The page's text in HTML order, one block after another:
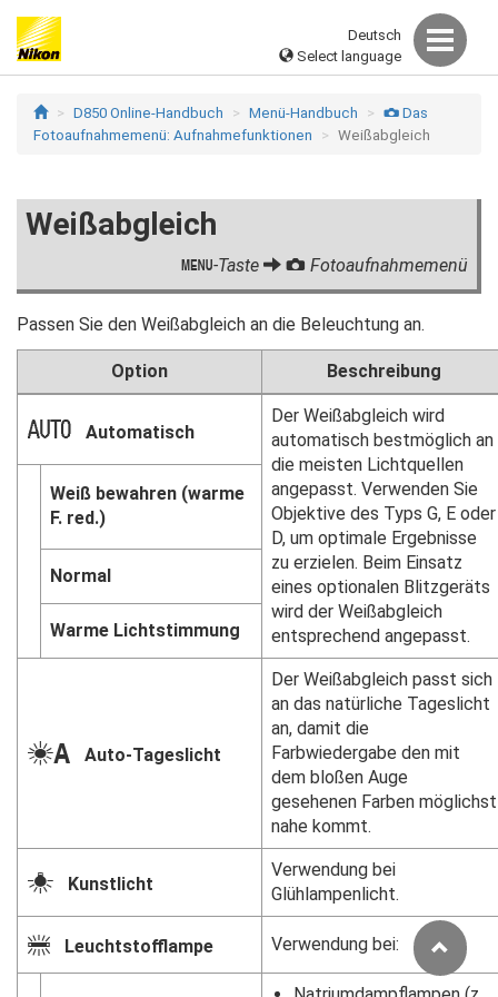
Deutsch
Select language
D850 Online-Handbuch Menü-Handbuch C Das
Fotoaufnahmemenü: Aufnahmefunktionen
Weißabgleich
Weißabgleich
G-Taste C Fotoaufnahmemenü
Passen Sie den Weißabgleich an die Beleuchtung an.
Option Beschreibung
v Automatisch
Der Weißabgleich wird
automatisch bestmöglich an
die meisten Lichtquellen
angepasst. Verwenden Sie
Objektive des Typs G, E oder
D, um optimale Ergebnisse
zu erzielen. Beim Einsatz
eines optionalen Blitzgeräts
wird der Weißabgleich
entsprechend angepasst.
Weiß bewahren (warme
F. red.)
Normal
Warme Lichtstimmung
D Auto-Tageslicht
Der Weißabgleich passt sich
an das natürliche Tageslicht
an, damit die
Farbwiedergabe den mit
dem bloßen Auge
gesehenen Farben möglichst
nahe kommt.
J Kunstlicht
Verwendung bei
Glühlampenlicht.
I Leuchtstofflampe Verwendung bei: